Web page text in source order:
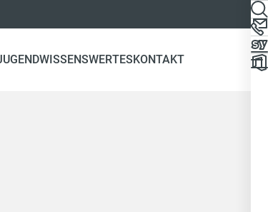
WISSENSWERTESKONTAKT